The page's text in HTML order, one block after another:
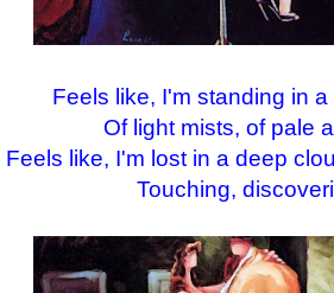
Feels like, I'm standing in
Of light mists, of pale
Feels like, I'm lost in a deep
Touching,